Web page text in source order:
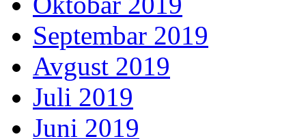
Septembar 2019
Avgust 2019
Juli 2019
Juni 2019